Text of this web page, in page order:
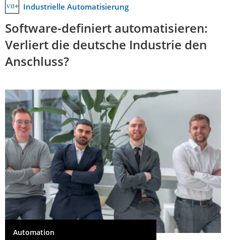
Industrielle Automatisierung
Software-definiert automatisieren:
Verliert die deutsche Industrie den
Anschluss?
Automation